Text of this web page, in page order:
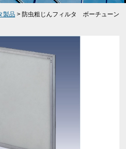
製品> 防虫粗じんフィルタ ボーチューン